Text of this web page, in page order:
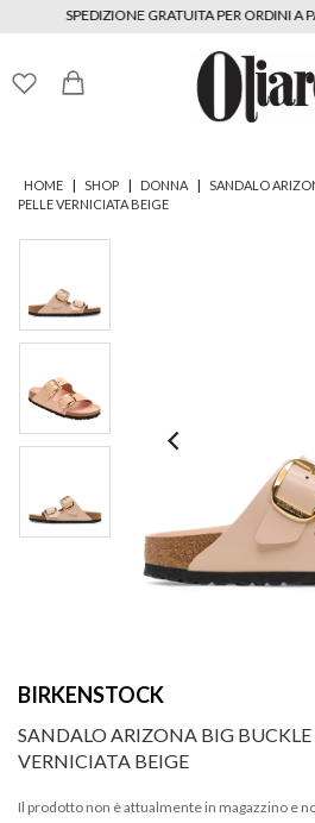
SPEDIZIONE GRATUITA PER ORDINI A
HOME | SHOP | DONNA |
SANDALO
PELLE VERNICIATA BEIGE
BIRKENSTOCK
SANDALO ARIZONA BIG BUCKLE
VERNICIATA BEIGE
Il prodotto non è attualmente in magazzino e